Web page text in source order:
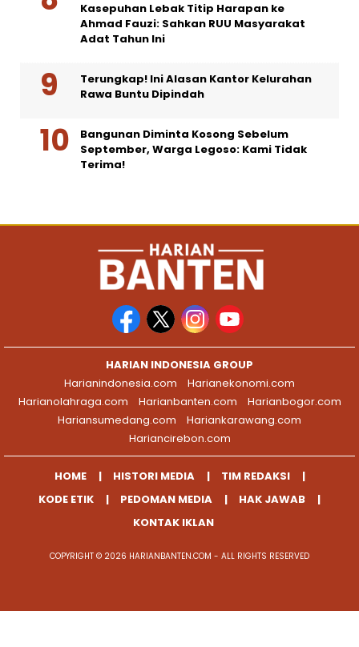
Kasepuhan Lebak Titip Harapan ke
Ahmad Fauzi: Sahkan RUU Masyarakat
Adat Tahun Ini
Terungkap! Ini Alasan Kantor Kelurahan
Rawa Buntu Dipindah
Bangunan Diminta Kosong Sebelum
September, Warga Legoso: Kami Tidak
Terima!
HARIAN INDONESIA GROUP
Harianindonesia.com
Harianekonomi.com
Harianolahraga.com
Harianbanten.com
Harianbogor.com
Hariansumedang.com
Hariankarawang.com
Hariancirebon.com
HOME HISTORI MEDIA
TIM REDAKSI
KODE ETIK
PEDOMAN MEDIA
HAK JAWAB
KONTAK IKLAN
COPYRIGHT © 2026 HARIANBANTEN.COM - ALL RIGHTS RESERVED